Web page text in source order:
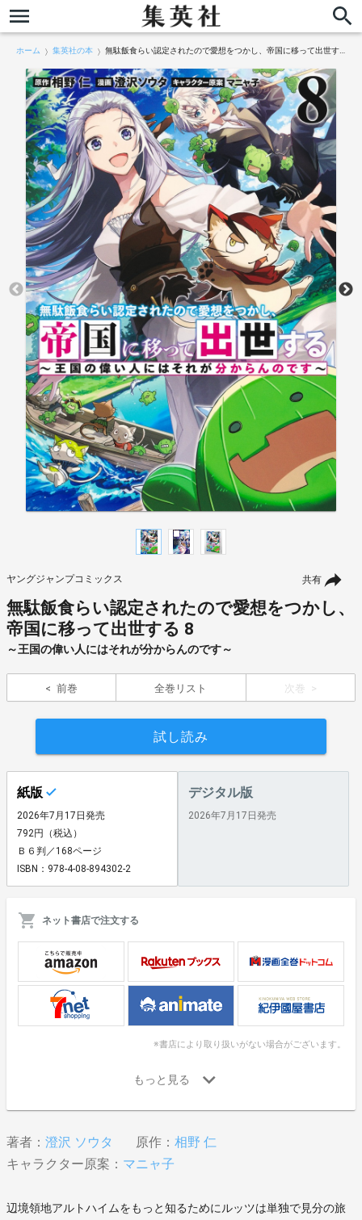
ホーム 集英社の本 無駄飯食らい認定されたので愛想をつかし、帝国に移って出世する 8 ～王国の偉い人にはそれが分からんのです～
共有
ヤングジャンプコミックス
無駄飯食らい認定されたので愛想をつかし、
帝国に移って出世する 8
～王国の偉い人にはそれが分からんのです～
前巻 全巻リスト 次巻
試し読み
紙版
2026年7月17日発売
792円（税込）
Ｂ６判／168ページ
ISBN：978-4-08-894302-2
デジタル版
2026年7月17日発売
ネット書店で注文する
※書店により取り扱いがない場合がございます。
著者： 澄沢 ソウタ 原作： 相野 仁
キャラクター原案： マニャ子
辺境領地アルトハイムをもっと知るためにルッツは単独で見分の旅